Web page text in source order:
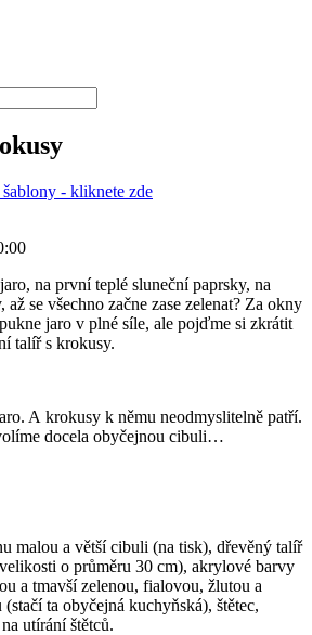
- kliknete zde
na první teplé sluneční paprsky, na
se všechno začne zase zelenat? Za okny
jaro v plné síle, ale pojďme si zkrátit
talíř s krokusy.
A krokusy k němu neodmyslitelně patří.
docela obyčejnou cibuli…
malou a větší cibuli (na tisk), dřevěný talíř
o průměru 30 cm), akrylové barvy
a tmavší zelenou, fialovou, žlutou a
ta obyčejná kuchyňská), štětec,
utírání štětců.